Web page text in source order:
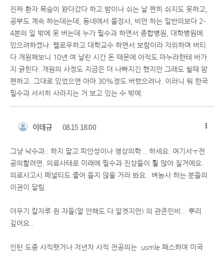
진짜 환자 목숨이 왔다갔다 하고 밤이나 쉬는 날 편히 쉬지도 못하고,
공부도 계속 하는데는데, 동네에서 물장사, 비만 하는 일반의보다 2-
4분의 일 밖에 못 버는데 누가 필수과 하면서 종합병원, 대학병원에
있으려하겠나. 펠로우하고 대학교수 하면서 보람이라 자위하며 버티
다 개원해보니 10년 여 날린 시간 돈 때문에 아직도 마누라한테 바가
지 긁힌다. 개원의 사정도 지금은 더 나빠지긴 했지만 그래도 쉴때 맘
편하고. 그대로 있었으면 아마 30%정도 버렸으려나. 이러니 뭐 한국
필수과 서서히 사라지는 거 보고 있는 수 밖에.
이태규 08.15 18:00
그냥 낙수과.. 하지 말고 피안성이나 영상의학 .. 하세요. 여기서ㅜ전
공의할려면. 의료사태로 미래에 필수과 진상들이 훨 많아 질거에요.
의료사고시 페널티도 줄어 들지 않을 거라 봐요.. 벼농사 하는 분들의
이권이 달림.
더우기 칼자루 쥔 자들(말 안해도 다 알겟지만) 의 관존민비... 뿌리
깊어요..
인턴 도중 사직햇거나 저년차 사직 전공의는 usmle 패스하여 미국